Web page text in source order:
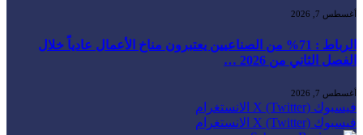
أغسطس 7, 2026
الرباط : 71% من الصناعيين يعتبرون مناخ الأعمال عادياً خلال
الفصل الثاني من 2026 …
أغسطس 7, 2026
فيسبوك X (Twitter) الانستغرام
فيسبوك X (Twitter) الانستغرام